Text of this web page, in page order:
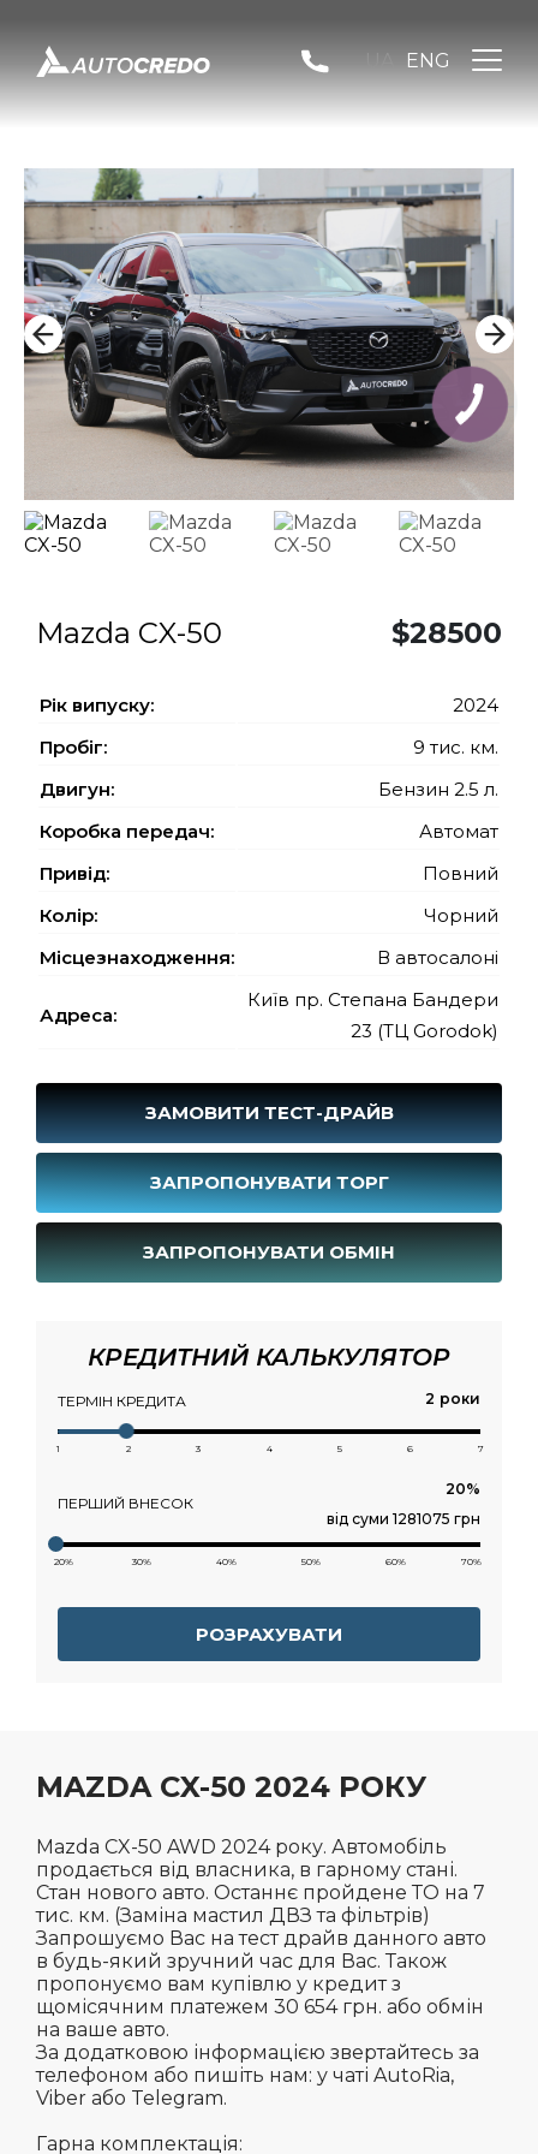
ENG
Mazda CX-50 $28500
Рiк випуску:
2024
Пробіг:
9 тис. км.
Двигун:
Бензин 2.5 л.
Коробка передач:
Автомат
Привід:
Повний
Колір:
Чорний
Місцезнаходження:
В автосалоні
Адреса:
Київ пр. Степана Бандери
23 (ТЦ Gorodok)
ЗАМОВИТИ ТЕСТ-ДРАЙВ
ЗАПРОПОНУВАТИ ТОРГ
ЗАПРОПОНУВАТИ ОБМІН
КРЕДИТНИЙ КАЛЬКУЛЯТОР
ТЕРМІН КРЕДИТА роки
1 2 3 4 5 6 7
ПЕРШИЙ ВНЕСОК
від суми 1281075 грн
20% 30% 40% 50% 60% 70%
РОЗРАХУВАТИ
MAZDA CX-50 2024 РОКУ
Mazda CX-50 AWD 2024 року. Автомобіль
продається від власника, в гарному стані.
Стан нового авто. Останнє пройдене ТО на 7
тис. км. (Заміна мастил ДВЗ та фільтрів)
Запрошуємо Вас на тест драйв данного авто
в будь-який зручний час для Вас. Також
пропонуємо вам купівлю у кредит з
щомісячним платежем 30 654 грн. або обмін
на ваше авто.
За додатковою інформацією звертайтесь за
телефоном або пишіть нам: у чаті AutoRia,
Viber або Telegram.
Гарна комплектація: